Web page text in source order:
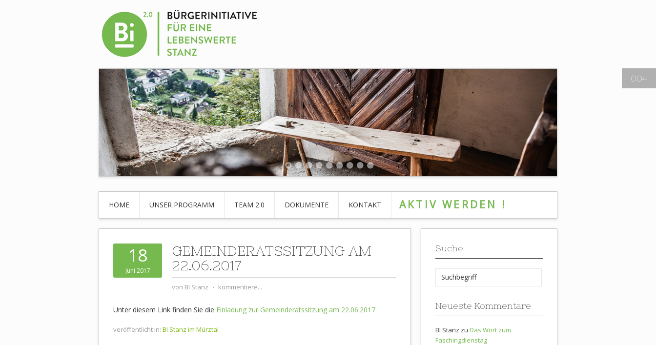
004
HOME UNSER PROGRAMM TEAM 2.0 DOKUMENTE KONTAKT AKTIV WERDEN !
18
Juni 2017
GEMEINDERATSSITZUNG AM
22.06.2017
von BI Stanz ⋅ kommentiere...
Unter diesem Link finden Sie die Einladung zur Gemeinderatssitzung am 22.06.2017
veröffentlicht in: BI Stanz im Mürztal
Suche
Neueste Kommentare
BI Stanz zu Das Wort zum
Faschingdienstag